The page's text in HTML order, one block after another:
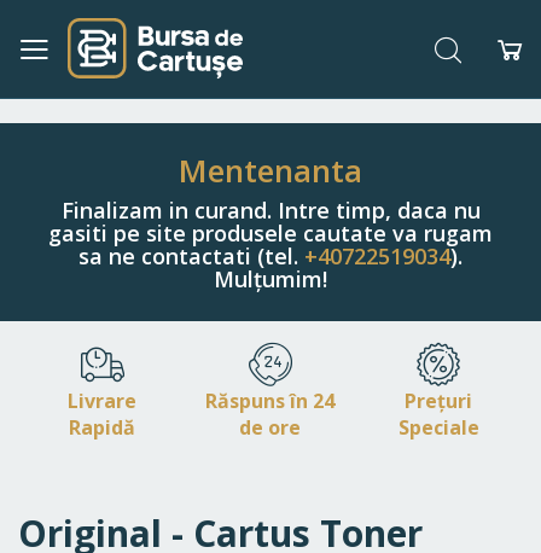
Navigați
Conținut
Căutare
Mentenanta
Finalizam in curand. Intre timp, daca nu
gasiti pe site produsele cautate va rugam
sa ne contactati (tel. +40722519034).
Mulțumim!
Livrare
Rapidă
Răspuns în 24
de ore
Prețuri
Speciale
Original - Cartus Toner